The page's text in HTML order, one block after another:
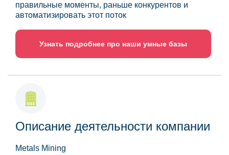
правильные моменты, раньше конкурентов и
автоматизировать этот поток
Узнать подробнее про наши умные базы
Описание деятельности компании
Metals Mining